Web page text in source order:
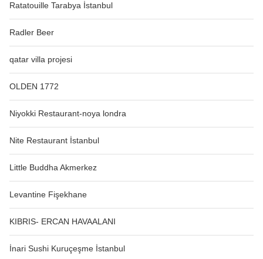
Ratatouille Tarabya İstanbul
Radler Beer
qatar villa projesi
OLDEN 1772
Niyokki Restaurant-noya londra
Nite Restaurant İstanbul
Little Buddha Akmerkez
Levantine Fişekhane
KIBRIS- ERCAN HAVAALANI
İnari Sushi Kuruçeşme İstanbul